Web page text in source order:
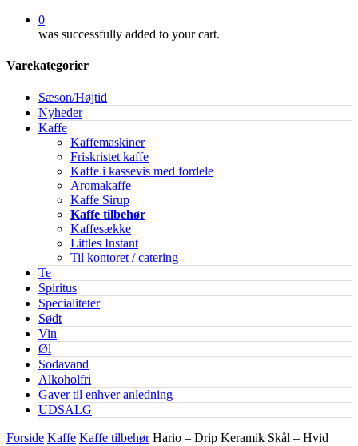
0
was successfully added to your cart.
Varekategorier
Sæson/Højtid
Nyheder
Kaffe
Kaffemaskiner
Friskristet kaffe
Kaffe i kassevis med fordele
Aromakaffe
Kaffe Sirup
Kaffe tilbehør
Kaffesække
Littles Instant
Til kontoret / catering
Te
Spiritus
Specialiteter
Sødt
Vin
Øl
Sodavand
Alkoholfri
Gaver til enhver anledning
UDSALG
Forside Kaffe Kaffe tilbehør Hario – Drip Keramik Skål – Hvid